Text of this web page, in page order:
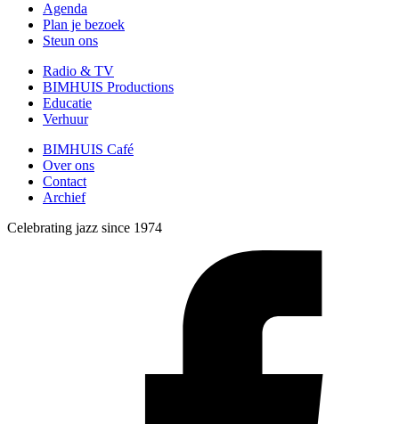
Agenda
Plan je bezoek
Steun ons
Radio & TV
BIMHUIS Productions
Educatie
Verhuur
BIMHUIS Café
Over ons
Contact
Archief
Celebrating jazz since 1974